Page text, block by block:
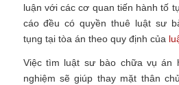
luận với các cơ quan tiến hành tố
cáo đều có quyền thuê luật sư
tụng tại tòa án theo quy định của
Việc tìm luật sư bào chữa vụ án
nghiệm sẽ giúp thay mặt thân